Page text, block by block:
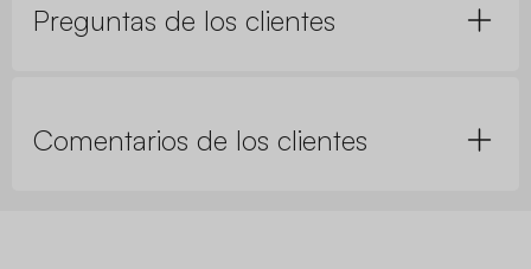
Preguntas de los clientes
Comentarios de los clientes